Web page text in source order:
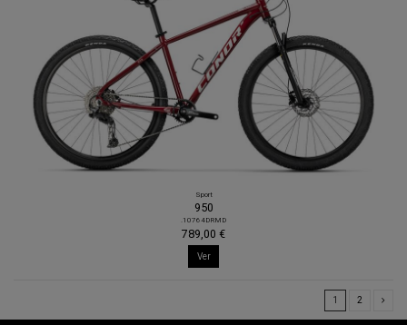
Sport
950
.10764DRMD
789,00 €
Ver
1 2